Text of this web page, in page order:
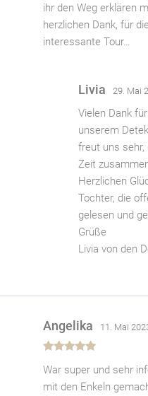
ihr den Weg erklären
herzlichen Dank, für
interessante Tour…
Livia 29. Mai
Vielen Dank
unserem
freut uns sehr,
Zeit
Herzlichen
Tochter, die
gelesen und
Grüße
Livia von den
mit5von 5
Angelika 11. Mai
War super und sehr
mit den Enkeln